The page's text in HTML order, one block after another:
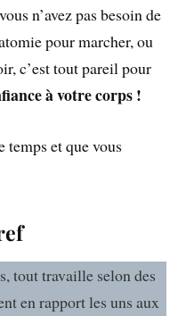
n’avez pas besoin de
pour marcher, ou
c’est tout pareil pour
à votre corps !
temps et que vous
tout travaille selon des
en rapport les uns aux